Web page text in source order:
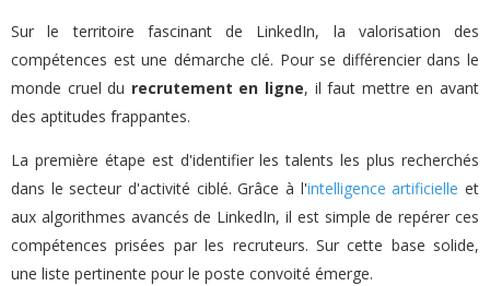
Sur le territoire fascinant de LinkedIn, la valorisation des
compétences est une démarche clé. Pour se différencier dans le
monde cruel du recrutement en ligne, il faut mettre en avant
des aptitudes frappantes.
La première étape est d'identifier les talents les plus recherchés
dans le secteur d'activité ciblé. Grâce à l'intelligence artificielle et
aux algorithmes avancés de LinkedIn, il est simple de repérer ces
compétences prisées par les recruteurs. Sur cette base solide,
une liste pertinente pour le poste convoité émerge.